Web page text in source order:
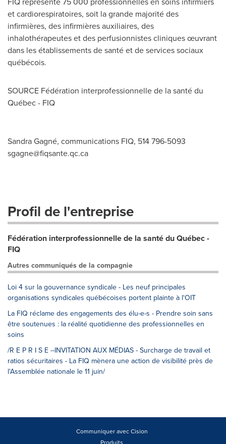
et cardiorespiratoires, soit la grande majorité des
infirmières, des infirmières auxiliaires, des
inhalothérapeutes et des perfusionnistes cliniques œuvrant
dans les établissements de santé et de services sociaux
québécois.
SOURCE Fédération interprofessionnelle de la santé du
Québec - FIQ
Sandra Gagné, communications FIQ, 514 796-5093
sgagne@fiqsante.qc.ca
Profil de l'entreprise
Fédération interprofessionnelle de la santé du Québec -
FIQ
Autres communiqués de la compagnie
Loi 4 sur la gouvernance syndicale - Les neuf principales
organisations syndicales québécoises portent plainte à l'OIT
La FIQ réclame des engagements des élu-e-s - Prendre soin sans
être soutenues : la réalité quotidienne des professionnelles en
soins
/R E P R I S E --INVITATION AUX MÉDIAS - Surcharge de travail et
ratios sécuritaires - La FIQ mènera une action de visibilité près de
l'Assemblée nationale le 11 juin/
Communiquer avec Cision